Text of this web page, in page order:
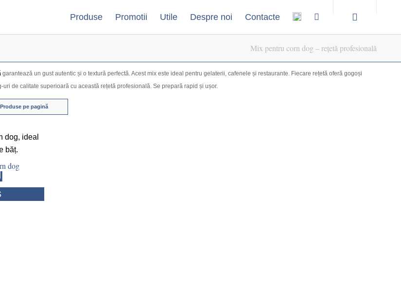
Produse Promotii Utile Despre noi Contacte
Mix pentru corn dog – rețetă profesională
garantează un gust autentic și o textură perfectă. Acest mix este ideal pentru gelaterii, cafenele și restaurante. Fiecare rețetă oferă gogoși
de calitate superioară cu această rețetă profesională. Se prepară rapid și ușor.
pe pagină
dog